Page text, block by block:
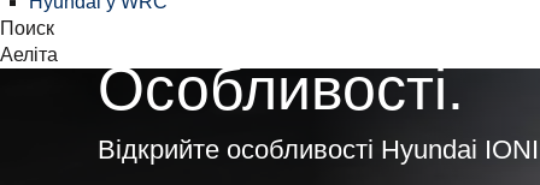
Поиск
Аеліта
Особливості.
Відкрийте особливості Hyundai